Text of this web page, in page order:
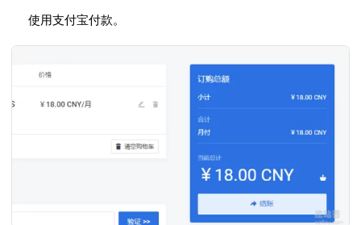
使用支付宝付款。